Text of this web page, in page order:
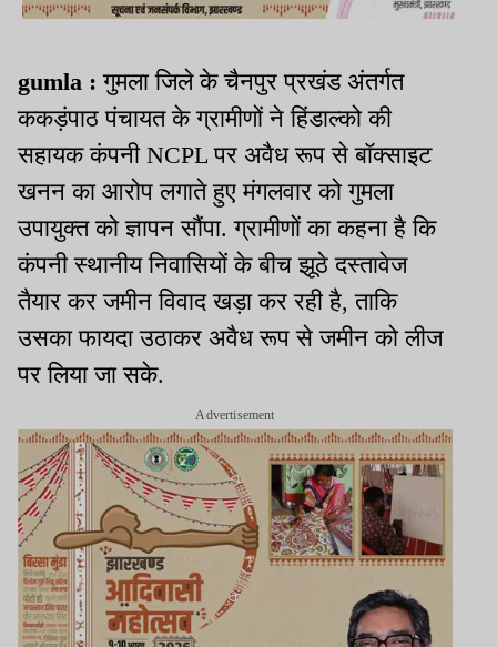
gumla : गुमला जिले के चैनपुर प्रखंड अंतर्गत
ककड़ंपाठ पंचायत के ग्रामीणों ने हिंडाल्को की
सहायक कंपनी NCPLपर अवैध रूप से बॉक्साइट
खनन का आरोप लगाते हुए मंगलवार को गुमला
उपायुक्त को ज्ञापन सौंपा. ग्रामीणों का कहना है कि
कंपनी स्थानीय निवासियों के बीच झूठे दस्तावेज
तैयार कर जमीन विवाद खड़ा कर रही है,ताकि
उसका फायदा उठाकर अवैध रूप से जमीन को लीज
पर लिया जा सके.
Advertisement